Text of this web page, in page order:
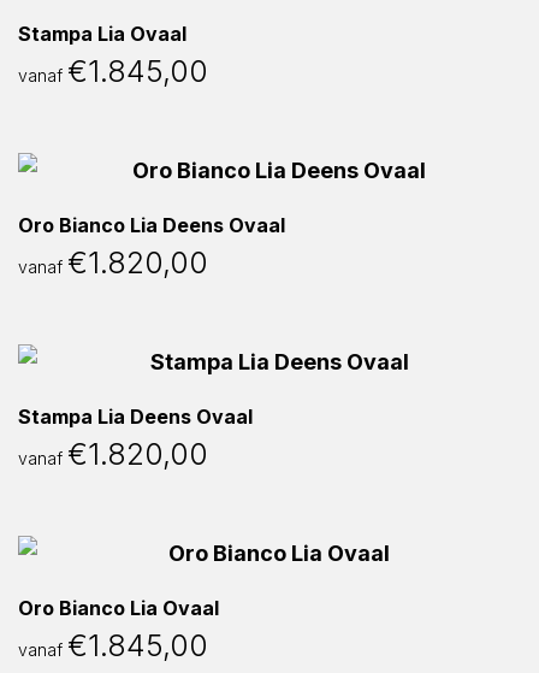
Stampa Lia Ovaal
vanaf €1.845,00
Oro Bianco Lia Deens Ovaal
vanaf €1.820,00
Stampa Lia Deens Ovaal
vanaf €1.820,00
Oro Bianco Lia Ovaal
vanaf €1.845,00